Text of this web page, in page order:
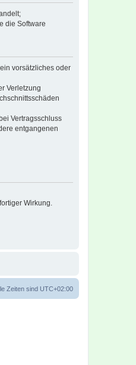
die Software
vorsätzliches oder
Verletzung
Vertragsschluss
entgangenen
Wirkung.
Zeiten sind UTC+02:00